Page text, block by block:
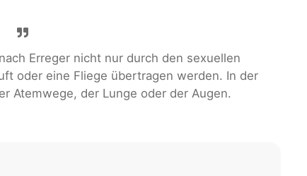
Erreger nicht nur durch den sexuellen
oder eine Fliege übertragen werden. In der
Atemwege, der Lunge oder der Augen.